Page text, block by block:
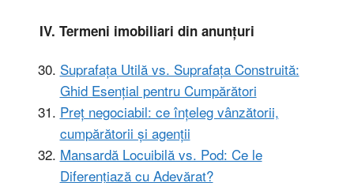
IV. Termeni imobiliari din anunțuri
Suprafața Utilă vs. Suprafața Construită:
Ghid Esențial pentru Cumpărători
Preț negociabil: ce înțeleg vânzătorii,
cumpărătorii și agenții
Mansardă Locuibilă vs. Pod: Ce le
Diferențiază cu Adevărat?